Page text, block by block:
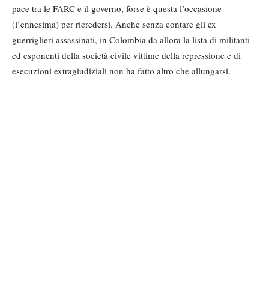
pace tra le FARC e il governo, forse è questa l’occasione
(l’ennesima) per ricredersi. Anche senza contare gli ex
guerriglieri assassinati, in Colombia da allora la lista di militanti
ed esponenti della società civile vittime della repressione e di
esecuzioni extragiudiziali non ha fatto altro che allungarsi.